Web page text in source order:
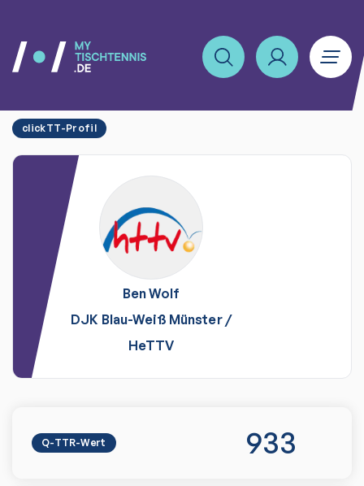
clickTT-Profil
BenWolf
DJK Blau-Weiß Münster/
HeTTV
Q-TTR-Wert 933